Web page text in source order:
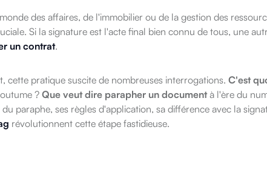
des affaires, de l'immobilier ou de la gestion des
Si la signature est l'acte final bien connu de tous, une
un contrat.
cette pratique suscite de nombreuses interrogations. C'est
? Que veut dire parapher un documentà l'ère du
paraphe, ses règles d'application, sa différence avec la
révolutionnent cette étape fastidieuse.